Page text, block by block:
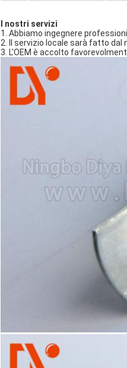
I nostri servizi
1. Abbiamo ingegnere
2. Il servizio locale sarà fatto dal
3. L'OEM è accolto